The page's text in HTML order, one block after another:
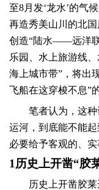
至8月发‘龙水’的气
再造秀美山川的北
创造“陆水——远洋联
乐园、水上旅游线
海上城市带”，将出
飞船在这穿梭不息”
笔者认为，这
运河，到底能不能
必要给予客观的、
1历史上开凿“胶
历史上开凿胶